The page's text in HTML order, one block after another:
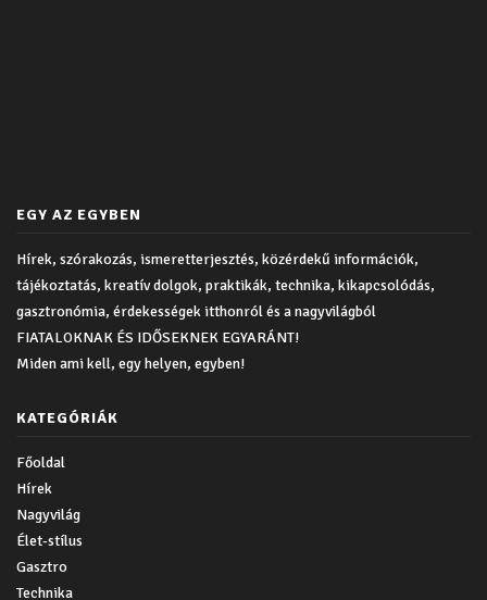
EGY AZ EGYBEN
Hírek, szórakozás, ismeretterjesztés, közérdekű információk,
tájékoztatás, kreatív dolgok, praktikák, technika, kikapcsolódás,
gasztronómia, érdekességek itthonról és a nagyvilágból
FIATALOKNAK ÉS IDŐSEKNEK EGYARÁNT!
Miden ami kell, egy helyen, egyben!
KATEGÓRIÁK
Főoldal
Hírek
Nagyvilág
Élet-stílus
Gasztro
Technika